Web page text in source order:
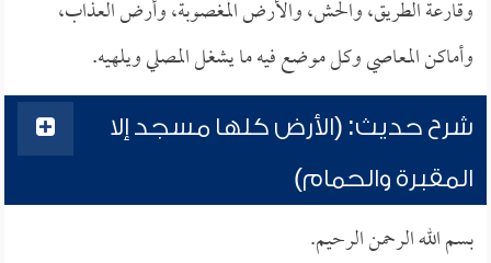
وقارعة الطريق، والحش، والأرض المغصوبة، وأرض العذاب،
وأماكن المعاصي وكل موضع فيه ما يشغل المصلي ويلهيه.
شرح حديث: (الأرض كلها مسجد إلا
المقبرة والحمام)
بسم الله الرحمن الرحيم.